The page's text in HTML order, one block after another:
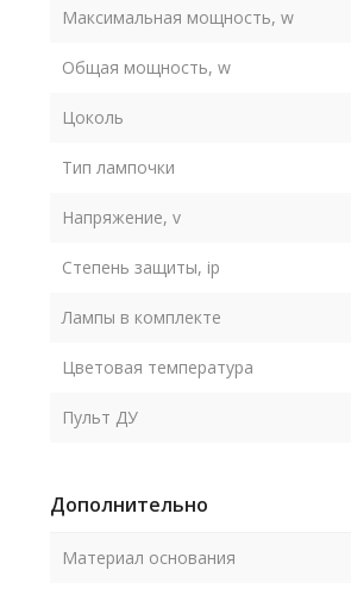
Максимальная мощность, w
Общая мощность, w
Цоколь
Тип лампочки
Напряжение, v
Степень защиты, ip
Лампы в комплекте
Цветовая температура
Пульт ДУ
Дополнительно
Материал основания